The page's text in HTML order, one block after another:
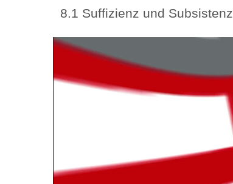
8.1 Suffizienz und Subsistenz